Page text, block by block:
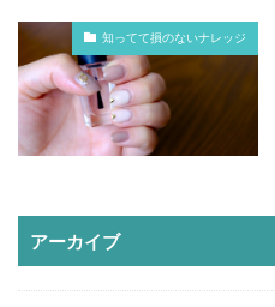
知ってて損のないナレッジ
アーカイブ